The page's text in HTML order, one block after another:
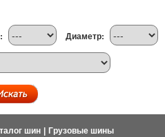
Диаметр:
шин Грузовые шины